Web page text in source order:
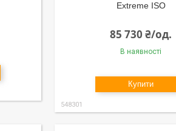
Extreme ISO
85 730 ₴/од.
В наявності
Купити
548301